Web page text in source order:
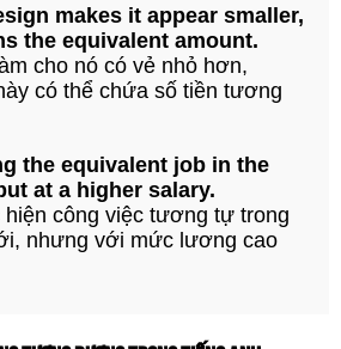
makes it appear smaller,
the equivalent amount.
cho nó có vẻ nhỏ hơn,
có thể chứa số tiền tương
the equivalent job in the
at a higher salary.
công việc tương tự trong
nhưng với mức lương cao